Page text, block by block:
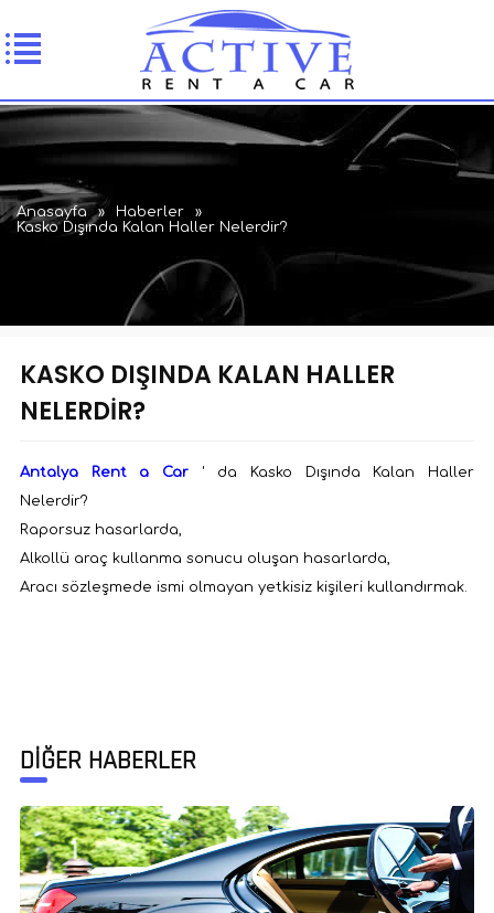
Anasayfa » Haberler
»
Kasko Dışında Kalan Haller Nelerdir?
KASKO DIŞINDA KALAN HALLER
NELERDIR?
Antalya Rent a Car' da Kasko Dışında Kalan Haller
Nelerdir?
Raporsuz hasarlarda,
Alkollü araç kullanma sonucu oluşan hasarlarda,
Aracı sözleşmede ismi olmayan yetkisiz kişileri kullandırmak.
DİĞER HABERLER